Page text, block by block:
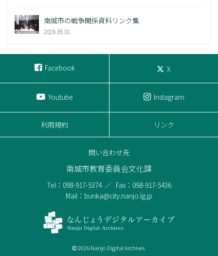
南城市の戦争関係資料リンク集
2026.05.01
Facebook X
Youtube Instagram
利用規約 リンク
問い合わせ先
南城市教育委員会文化課
Tel：098-917-5374
Fax：098-917-5436
Mail：bunka@city.nanjo.lg.jp
2026 Nanjo Digital Archives.